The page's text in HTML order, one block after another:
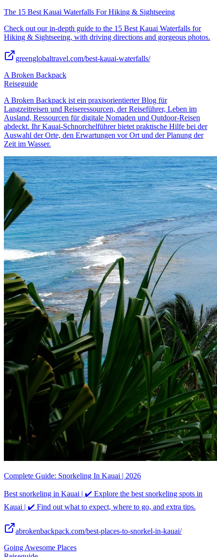
The 15 Best Kauai Waterfalls For Hiking & Sightseeing
Check out our in-depth guide to the 15 Best Kauai Waterfalls for
Hiking & Sightseeing, with driving directions and gorgeous photos.
greenglobaltravel.com/best-kauai-waterfalls/
A Broken Backpack
Reiseguide
A Broken Backpack ist ein praxisorientierter Blog für
Langzeitreisen und Reiseressourcen, der Reiseführer, Leben im
Ausland, Ressourcen für digitale Nomaden und Outdoor-Reisen
abdeckt. Ihr Kauai-Schnorchelführer bietet praktische Hilfe bei der
Auswahl der Orte, den Erwartungen vor Ort und der Planung der
Zeit im Wasser.
Complete Guide: Snorkeling In Kauai | 2026
Best snorkeling in Kauai | ✔️ Explore the best snorkeling spots in
Kauai | ✔️ Find out what to expect, where to go, and extra tips.
abrokenbackpack.com/best-places-to-snorkel-in-kauai/
Going Awesome Places